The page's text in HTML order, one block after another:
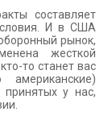
составляет
И в США
рынок,
жесткой
то станет вас
у нас,